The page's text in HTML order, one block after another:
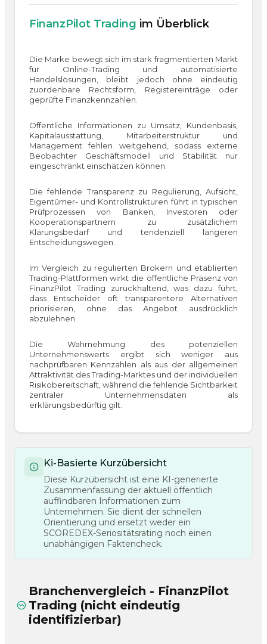
FinanzPilot Trading im Überblick
Die Marke bewegt sich im stark fragmentierten Markt
für Online-Trading und automatisierte
Handelslösungen, bleibt jedoch ohne eindeutig
zuordenbare Rechtsform, Registereinträge oder
geprüfte Finanzkennzahlen.
Öffentliche Informationen zu Umsatz, Kundenbasis,
Kapitalausstattung, Mitarbeiterstruktur und
Management fehlen weitgehend, sodass externe
Beobachter Geschäftsmodell und Stabilität nur
eingeschränkt einschätzen können.
Die fehlende Transparenz zu Regulierung, Aufsicht,
Eigentümer- und Kontrollstrukturen führt in typischen
Prüfprozessen von Banken, Investoren oder
Kooperationspartnern zu zusätzlichem
Klärungsbedarf und tendenziell längeren
Entscheidungswegen.
Im Vergleich zu regulierten Brokern und etablierten
Trading-Plattformen wirkt die öffentliche Präsenz von
FinanzPilot Trading zurückhaltend, was dazu führt,
dass Entscheider oft transparentere Alternativen
priorisieren, ohne das Angebot ausdrücklich
abzulehnen.
Die Wahrnehmung des potenziellen
Unternehmenswerts ergibt sich weniger aus
nachprüfbaren Kennzahlen als aus der allgemeinen
Attraktivität des Trading-Marktes und der individuellen
Risikobereitschaft, während die fehlende Sichtbarkeit
zentraler Unternehmensdaten als
erklärungsbedürftig gilt.
Ki-Basierte Kurzübersicht
Diese Kurzübersicht ist eine KI-generierte
Zusammenfassung der aktuell öffentlich
auffindbaren Informationen zum
Unternehmen. Sie dient der schnellen
Orientierung und ersetzt weder ein
SCOREDEX-Seriositätsrating noch einen
unabhängigen Faktencheck.
Branchenvergleich - FinanzPilot
Trading (nicht eindeutig
identifizierbar)